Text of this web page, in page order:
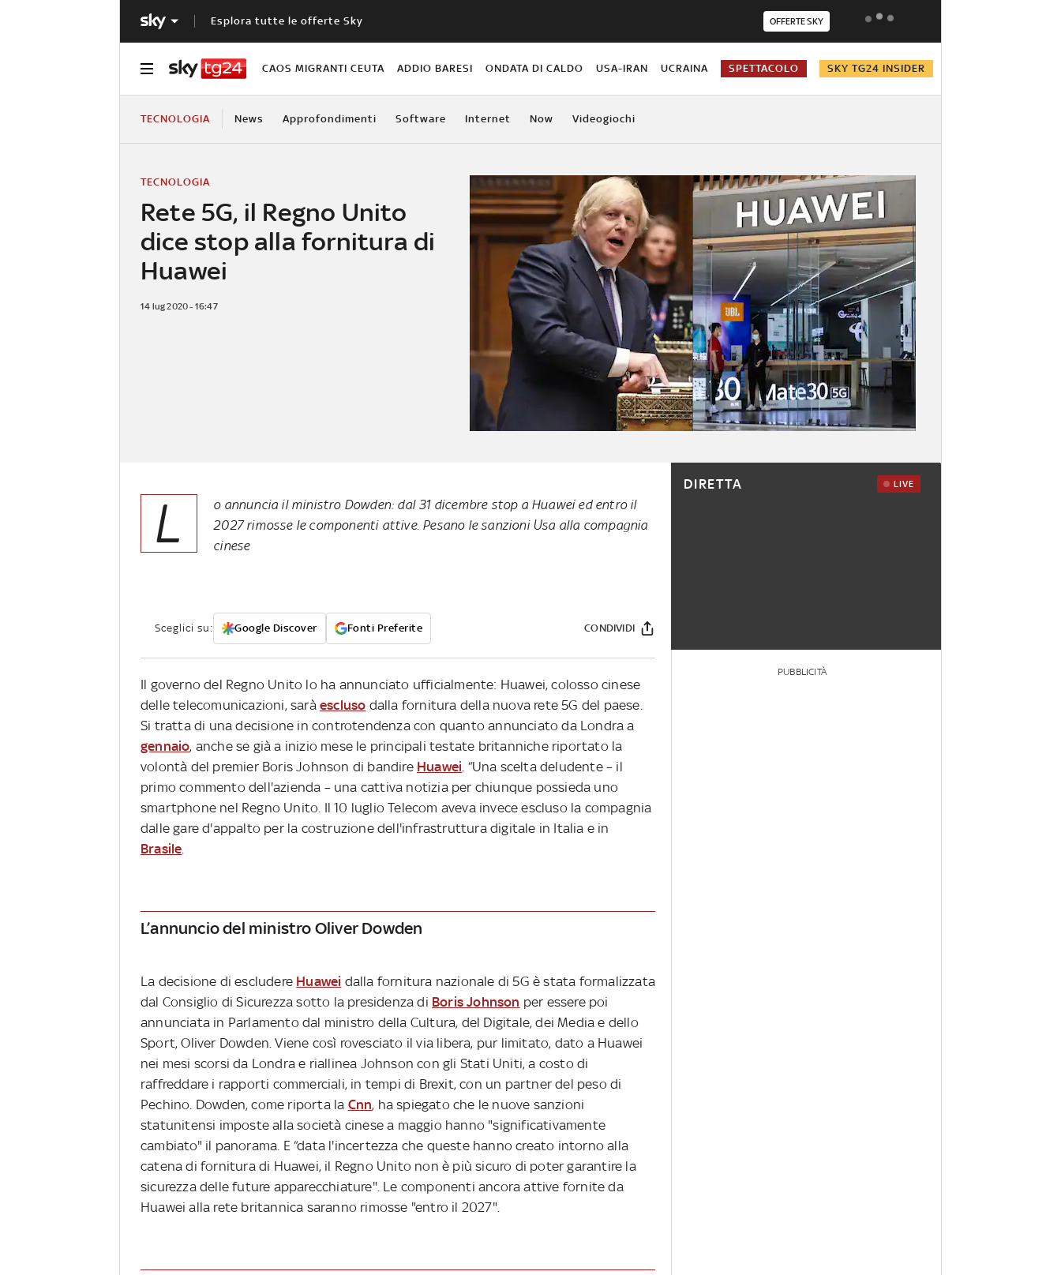
Esplora tutte le offerte Sky OFFERTE SKY
CAOS MIGRANTI CEUTA ADDIO BARESI ONDATA DI CALDO USA-IRAN UCRAINA SPETTACOLO SKY TG24 INSIDER
TECNOLOGIA News Approfondimenti Software Internet Now Videogiochi
Rete 5G, il Regno Unito
dice stop alla fornitura di
Huawei
TECNOLOGIA
14 lug 2020 - 16:47
L
o annuncia il ministro Dowden: dal 31 dicembre stop a Huawei ed entro il
2027 rimosse le componenti attive. Pesano le sanzioni Usa alla compagnia
cinese
Sceglici su: Google Discover Fonti Preferite CONDIVIDI
Il governo del Regno Unito lo ha annunciato ufficialmente: Huawei, colosso cinese
delle telecomunicazioni, sarà escluso dalla fornitura della nuova rete 5G del paese.
Si tratta di una decisione in controtendenza con quanto annunciato da Londra a
gennaio, anche se già a inizio mese le principali testate britanniche riportato la
volontà del premier Boris Johnson di bandire Huawei. “Una scelta deludente – il
primo commento dell'azienda – una cattiva notizia per chiunque possieda uno
smartphone nel Regno Unito. Il 10 luglio Telecom aveva invece escluso la compagnia
dalle gare d'appalto per la costruzione dell'infrastruttura digitale in Italia e in
Brasile.
L’annuncio del ministro Oliver Dowden
La decisione di escludere Huawei dalla fornitura nazionale di 5G è stata formalizzata
dal Consiglio di Sicurezza sotto la presidenza di Boris Johnson per essere poi
annunciata in Parlamento dal ministro della Cultura, del Digitale, dei Media e dello
Sport, Oliver Dowden. Viene così rovesciato il via libera, pur limitato, dato a Huawei
nei mesi scorsi da Londra e riallinea Johnson con gli Stati Uniti, a costo di
raffreddare i rapporti commerciali, in tempi di Brexit, con un partner del peso di
Pechino. Dowden, come riporta la Cnn, ha spiegato che le nuove sanzioni
statunitensi imposte alla società cinese a maggio hanno "significativamente
cambiato" il panorama. E “data l'incertezza che queste hanno creato intorno alla
catena di fornitura di Huawei, il Regno Unito non è più sicuro di poter garantire la
sicurezza delle future apparecchiature". Le componenti ancora attive fornite da
Huawei alla rete britannica saranno rimosse "entro il 2027".
DIRETTA LIVE
PUBBLICITÀ